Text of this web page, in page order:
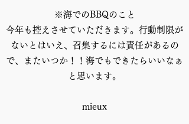
※海でのBBQのこと
今年も控えさせていただきます。行動制限が
ないとはいえ、召集するには責任があるの
で、またいつか！！海でもできたらいいなぁ
と思います。
mieux